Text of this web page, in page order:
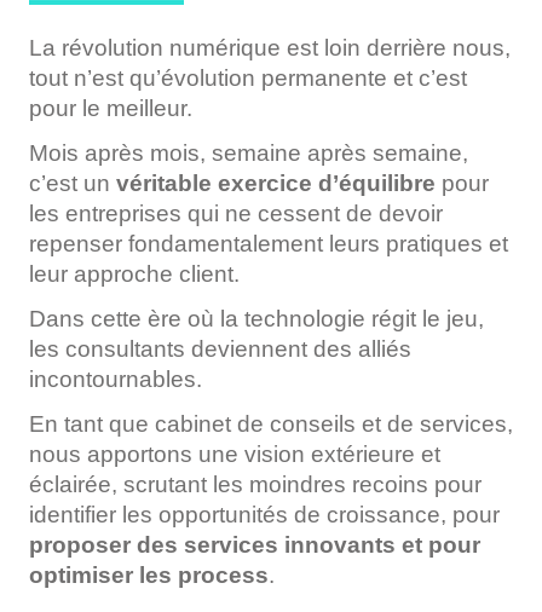
La révolution numérique est loin derrière nous,
tout n’est qu’évolution permanente et c’est
pour le meilleur.
Mois après mois, semaine après semaine,
c’est un véritable exercice d’équilibre pour
les entreprises qui ne cessent de devoir
repenser fondamentalement leurs pratiques et
leur approche client.
Dans cette ère où la technologie régit le jeu,
les consultants deviennent des alliés
incontournables.
En tant que cabinet de conseils et de services,
nous apportons une vision extérieure et
éclairée, scrutant les moindres recoins pour
identifier les opportunités de croissance, pour
proposer des services innovants et pour
optimiser les process.